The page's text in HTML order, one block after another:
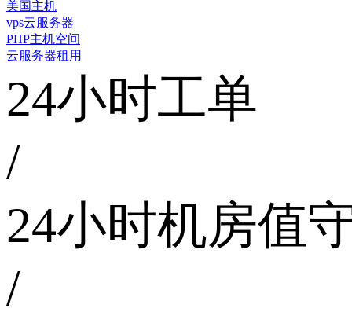
美国主机
vps云服务器
PHP主机空间
云服务器租用
24小时工单
/
24小时机房值
/